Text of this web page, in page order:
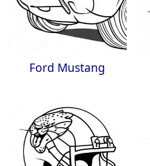
Ford Mustang